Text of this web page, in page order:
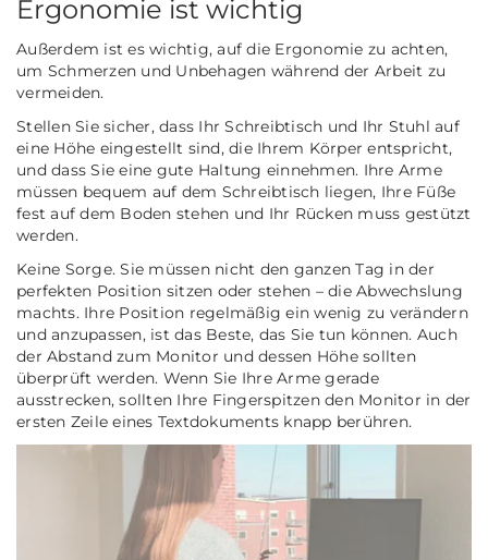
Ergonomie ist wichtig
Außerdem ist es wichtig, auf die Ergonomie zu achten,
um Schmerzen und Unbehagen während der Arbeit zu
vermeiden.
Stellen Sie sicher, dass Ihr Schreibtisch und Ihr Stuhl auf
eine Höhe eingestellt sind, die Ihrem Körper entspricht,
und dass Sie eine gute Haltung einnehmen. Ihre Arme
müssen bequem auf dem Schreibtisch liegen, Ihre Füße
fest auf dem Boden stehen und Ihr Rücken muss gestützt
werden.
Keine Sorge. Sie müssen nicht den ganzen Tag in der
perfekten Position sitzen oder stehen – die Abwechslung
machts. Ihre Position regelmäßig ein wenig zu verändern
und anzupassen, ist das Beste, das Sie tun können. Auch
der Abstand zum Monitor und dessen Höhe sollten
überprüft werden. Wenn Sie Ihre Arme gerade
ausstrecken, sollten Ihre Fingerspitzen den Monitor in der
ersten Zeile eines Textdokuments knapp berühren.